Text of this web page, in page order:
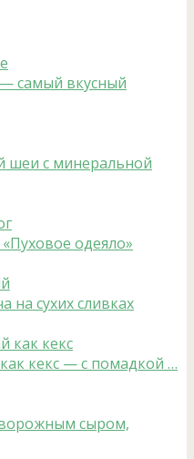
самый вкусный
шеи с минеральной
одеяло»
на сухих сливках
кекс — с помадкой …
сыром,